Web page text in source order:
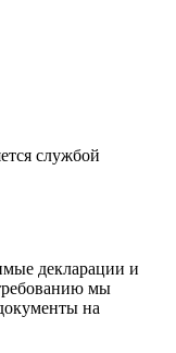
службой
декларации и
мы
на